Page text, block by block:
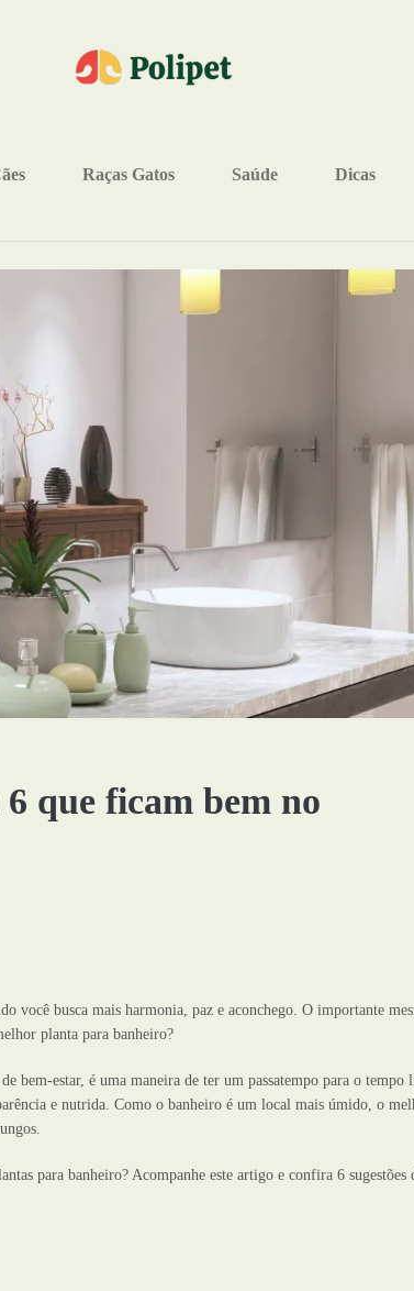
Raças Gatos Saúde Dicas
que ficam bem no
você busca mais harmonia, paz e aconchego. O importante
planta para banheiro?
bem-estar, é uma maneira de ter um passatempo para o tempo
e nutrida. Como o banheiro é um local mais úmido, o
para banheiro? Acompanhe este artigo e confira 6 sugestões